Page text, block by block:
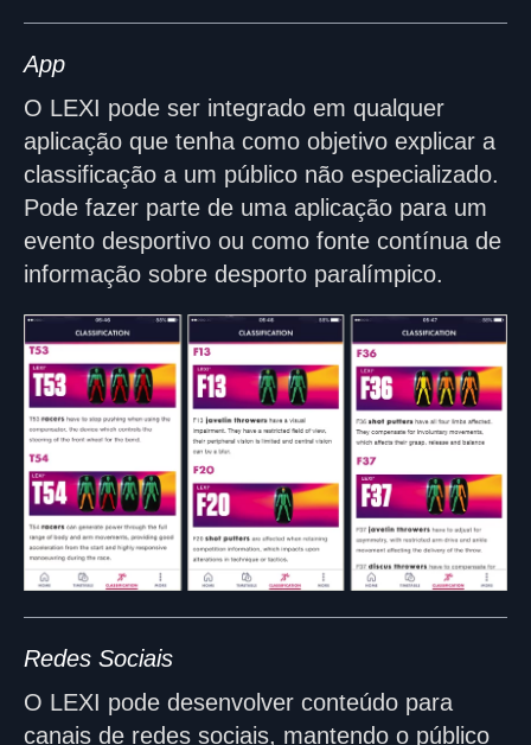
App
O LEXI pode ser integrado em qualquer
aplicação que tenha como objetivo explicar a
classificação a um público não especializado.
Pode fazer parte de uma aplicação para um
evento desportivo ou como fonte contínua de
informação sobre desporto paralímpico.
Redes Sociais
O LEXI pode desenvolver conteúdo para
canais de redes sociais, mantendo o público